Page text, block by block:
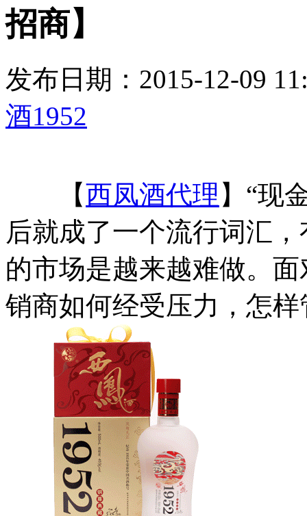
招商】
发布日期：2015-12-09
酒1952
【西凤酒代理 】“现
后就成了一个流行词汇
的市场是越来越难做。
销商如何经受压力，怎